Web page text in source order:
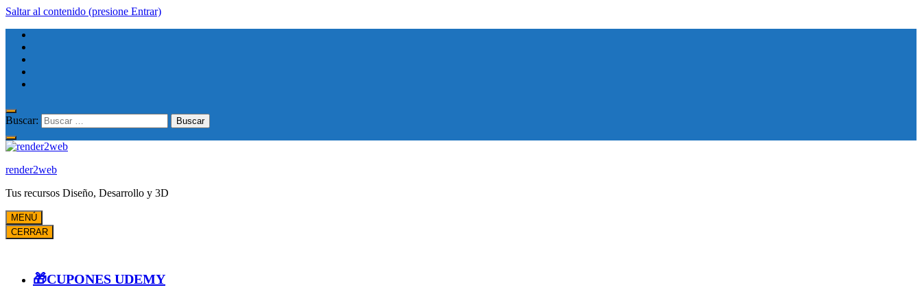
Saltar al contenido (presione Entrar)
Buscar:
render2web
Tus recursos Diseño, Desarrollo y 3D
MENÚ
CERRAR
🎁CUPONES UDEMY